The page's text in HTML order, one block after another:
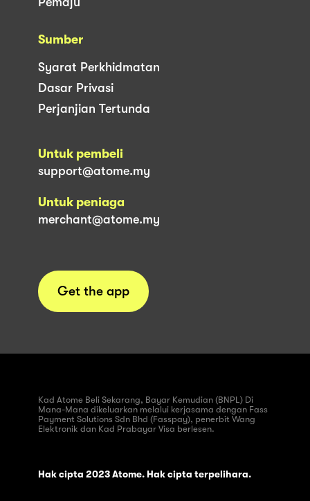
Sumber
Syarat Perkhidmatan
Dasar Privasi
Perjanjian Tertunda
Untuk pembeli
support@atome.my
Untuk peniaga
merchant@atome.my
Get the app
Kad Atome Beli Sekarang, Bayar Kemudian (BNPL) Di
Mana-Mana dikeluarkan melalui kerjasama dengan Fass
Payment Solutions Sdn Bhd (Fasspay), penerbit Wang
Elektronik dan Kad Prabayar Visa berlesen.
Hak cipta 2023 Atome. Hak cipta terpelihara.